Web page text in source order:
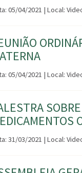
05/04/2021 | Local:
05/04/2021 | Local:
31/03/2021 | Local: